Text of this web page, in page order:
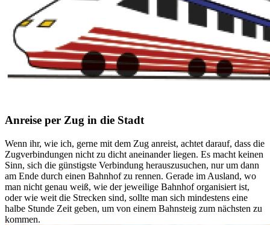
Anreise per Zug in die Stadt
Wenn ihr, wie ich, gerne mit dem Zug anreist, achtet darauf, dass die
Zugverbindungen nicht zu dicht aneinander liegen. Es macht keinen
Sinn, sich die günstigste Verbindung herauszusuchen, nur um dann
am Ende durch einen Bahnhof zu rennen. Gerade im Ausland, wo
man nicht genau weiß, wie der jeweilige Bahnhof organisiert ist,
oder wie weit die Strecken sind, sollte man sich mindestens eine
halbe Stunde Zeit geben, um von einem Bahnsteig zum nächsten zu
kommen.